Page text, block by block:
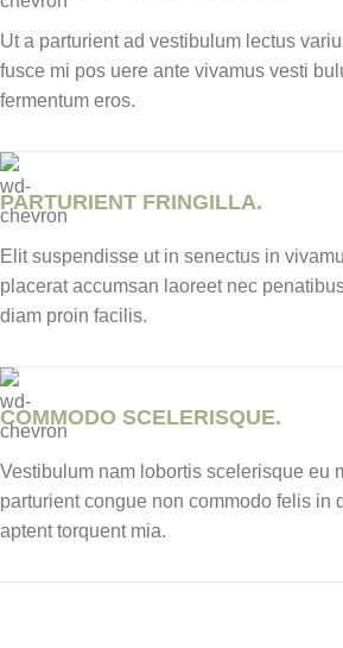
Ut a parturient ad vestibulum lectus
fusce mi pos uere ante vivamus vesti
fermentum eros.
PARTURIENT FRINGILLA.
Elit suspendisse ut in senectus in
placerat accumsan laoreet nec
diam proin facilis.
COMMODO SCELERISQUE.
Vestibulum nam lobortis scelerisque eu
parturient congue non commodo felis in
aptent torquent mia.